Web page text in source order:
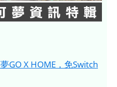
GO X HOME，免Switch